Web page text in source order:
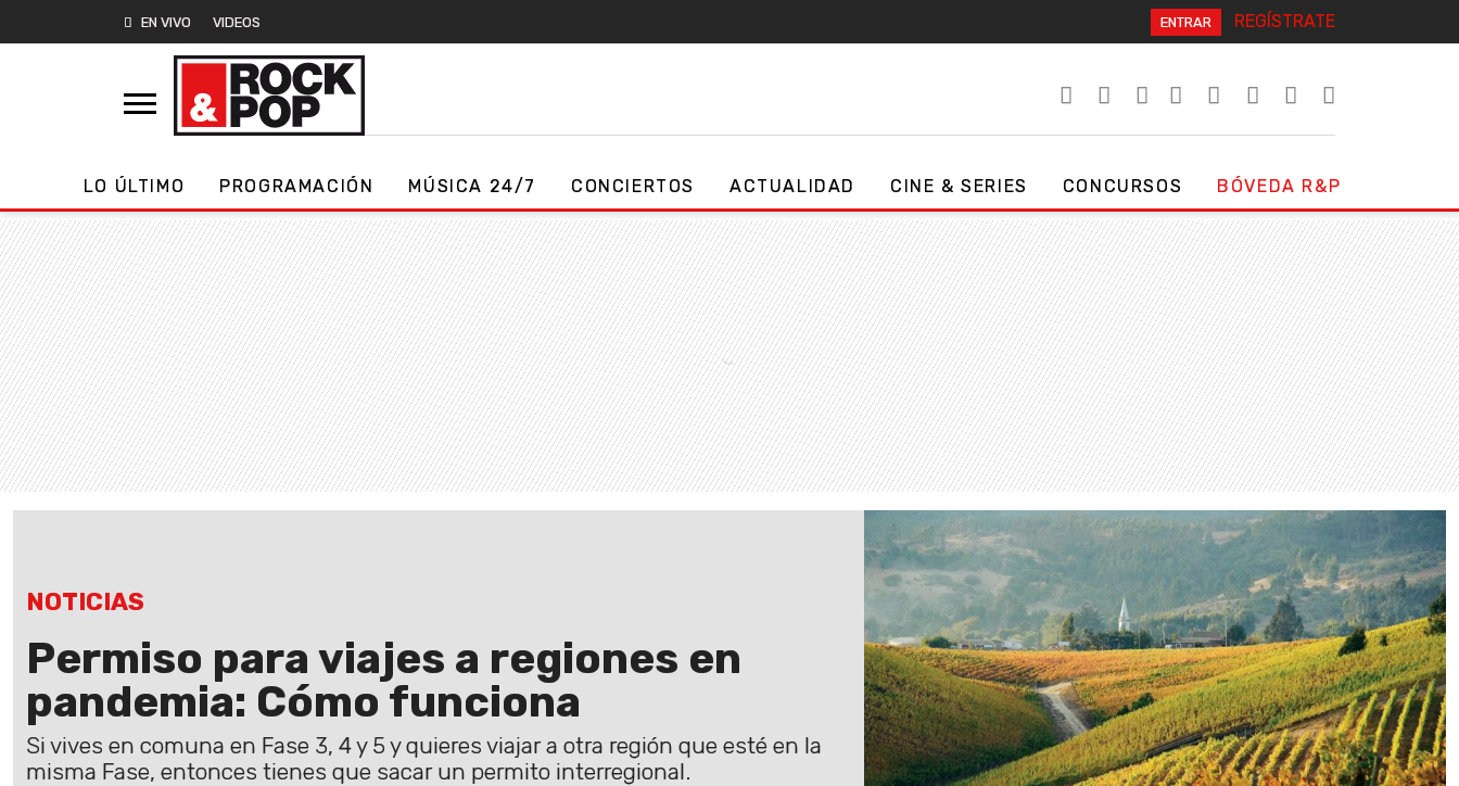
EN VIVO VIDEOS ENTRAR REGÍSTRATE
LO ÚLTIMO PROGRAMACIÓN MÚSICA 24/7 CONCIERTOS ACTUALIDAD CINE & SERIES CONCURSOS BÓVEDA R&P
NOTICIAS
Permiso para viajes a regiones en
pandemia: Cómo funciona
Si vives en comuna en Fase 3, 4 y 5 y quieres viajar a otra región que esté en la
misma Fase, entonces tienes que sacar un permito interregional.